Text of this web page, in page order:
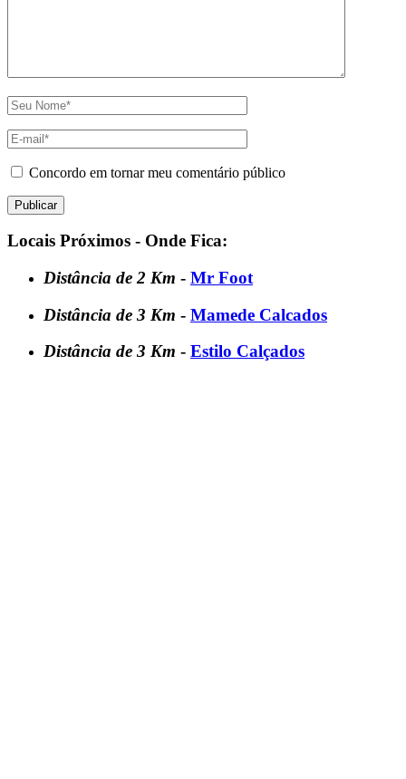
Concordo em tornar meu comentário público
Locais Próximos - Onde Fica:
Distância de 2 Km - Mr Foot
Distância de 3 Km - Mamede Calcados
Distância de 3 Km - Estilo Calçados